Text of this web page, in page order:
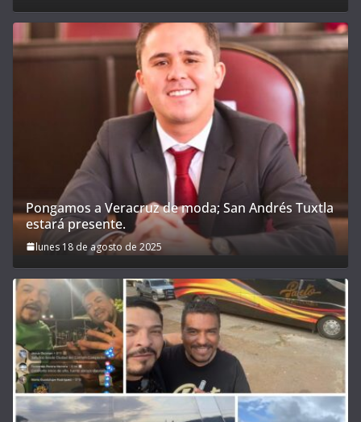
Pongamos a Veracruz de moda; San Andrés Tuxtla
estará presente.
lunes 18 de agosto de 2025